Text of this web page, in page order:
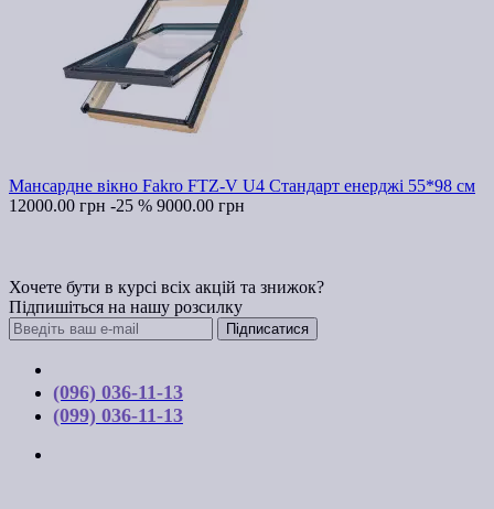
Мансардне вікно Fakro FTZ-V U4 Стандарт енерджі 55*98 см
12000.00 грн -25 % 9000.00 грн
Хочете бути в курсі всіх акцій та знижок?
Підпишіться на нашу розсилку
Підписатися
(096) 036-11-13
(099) 036-11-13